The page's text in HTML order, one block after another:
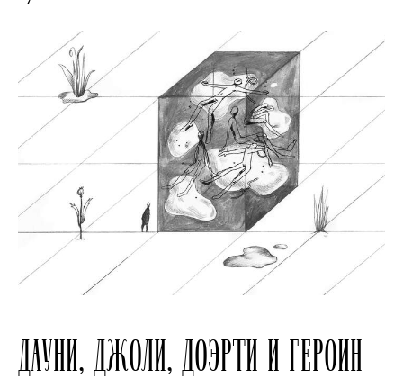
ДАУНИ, ДЖОЛИ, ДОЭРТИ И ГЕРОИН